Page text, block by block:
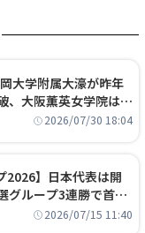
大学附属大濠が昨年
、大阪薫英女学院は岐
合結果2026/07/30 18:04
2026】日本代表は開
グループ3連勝で首位
ジプトに決定2026/07/15 11:40